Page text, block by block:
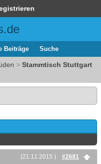
Beiträge Suche
> Stammtisch Stuttgart
(21.11.2015 ) #2681